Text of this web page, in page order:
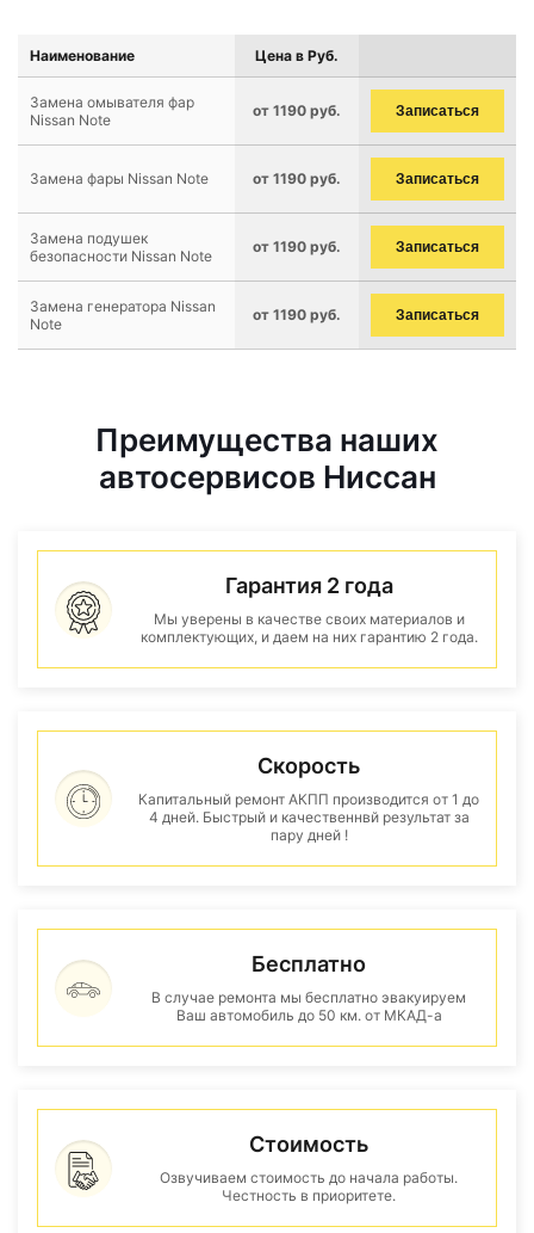
Наименование Цена в Руб.
Замена омывателя фар
Nissan Note
от 1190 руб. Записаться
Замена фары Nissan Note от 1190 руб. Записаться
Замена подушек
безопасности Nissan Note
от 1190 руб. Записаться
Замена генератора Nissan
Note
от 1190 руб. Записаться
Преимущества наших
автосервисов Ниссан
Гарантия 2 года
Мы уверены в качестве своих материалов и
комплектующих, и даем на них гарантию 2 года.
Скорость
Капитальный ремонт АКПП производится от 1 до
4 дней. Быстрый и качественнвй результат за
пару дней !
Бесплатно
В случае ремонта мы бесплатно эвакуируем
Ваш автомобиль до 50 км. от МКАД-а
Стоимость
Озвучиваем стоимость до начала работы.
Честность в приоритете.